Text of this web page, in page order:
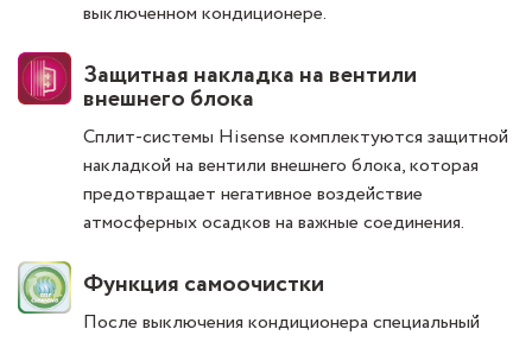
выключенном кондиционере.
Защитная накладка на вентили
внешнего блока
Сплит-системы Hisense комплектуются защитной
накладкой на вентили внешнего блока, которая
предотвращает негативное воздействие
атмосферных осадков на важные соединения.
Функция самоочистки
После выключения кондиционера специальный